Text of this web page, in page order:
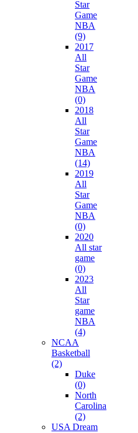
Star
Game
NBA
(9)
2017
All
Star
Game
NBA
(0)
2018
All
Star
Game
NBA
(14)
2019
All
Star
Game
NBA
(0)
2020
All star
game
(0)
2023
All
Star
game
NBA
(4)
NCAA
Basketball
(2)
Duke
(0)
North
Carolina
(2)
USA Dream